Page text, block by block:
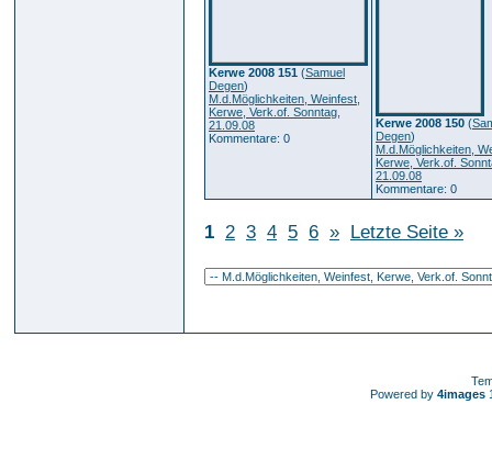
Kerwe 2008 151 (Samuel
Degen)
M.d.Möglichkeiten, Weinfest,
Kerwe, Verk.of. Sonntag,
21.09.08
Kommentare: 0
Kerwe 2008 150 (
Degen)
M.d.Möglichkeiten,
Kerwe, Verk.of.
21.09.08
Kommentare: 0
1 2 3 4 5 6 » Letzte Seite »
Powered by 4images